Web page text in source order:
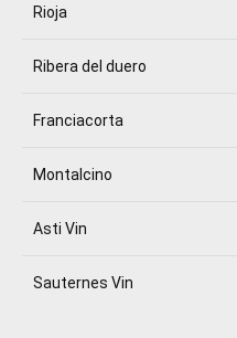
Rioja
Ribera del duero
Franciacorta
Montalcino
Asti Vin
Sauternes Vin